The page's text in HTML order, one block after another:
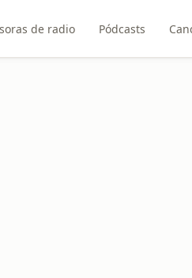
de radio Pódcasts